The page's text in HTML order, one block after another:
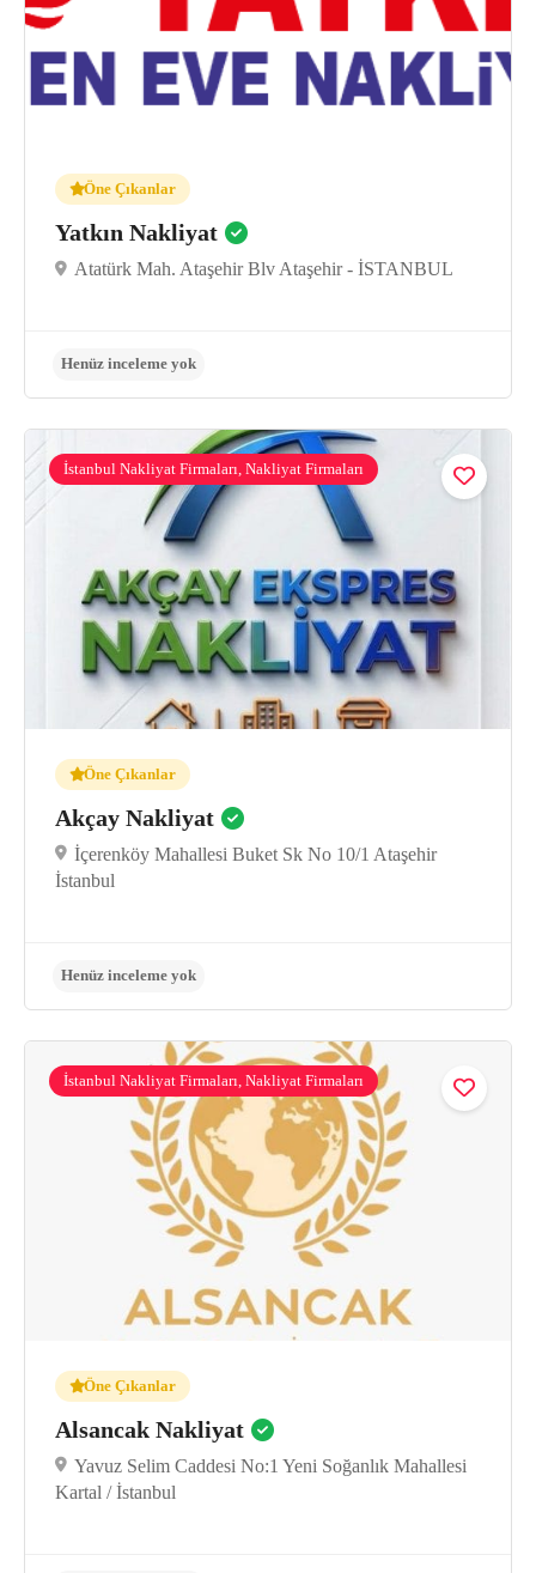
Öne Çıkanlar
Yatkın Nakliyat
Atatürk Mah. Ataşehir Blv Ataşehir - İSTANBUL
Henüz inceleme yok
İstanbul Nakliyat Firmaları, Nakliyat Firmaları
Öne Çıkanlar
Akçay Nakliyat
İçerenköy Mahallesi Buket Sk No 10/1 Ataşehir
İstanbul
Henüz inceleme yok
İstanbul Nakliyat Firmaları, Nakliyat Firmaları
Öne Çıkanlar
Alsancak Nakliyat
Yavuz Selim Caddesi No:1 Yeni Soğanlık Mahallesi
Kartal / İstanbul